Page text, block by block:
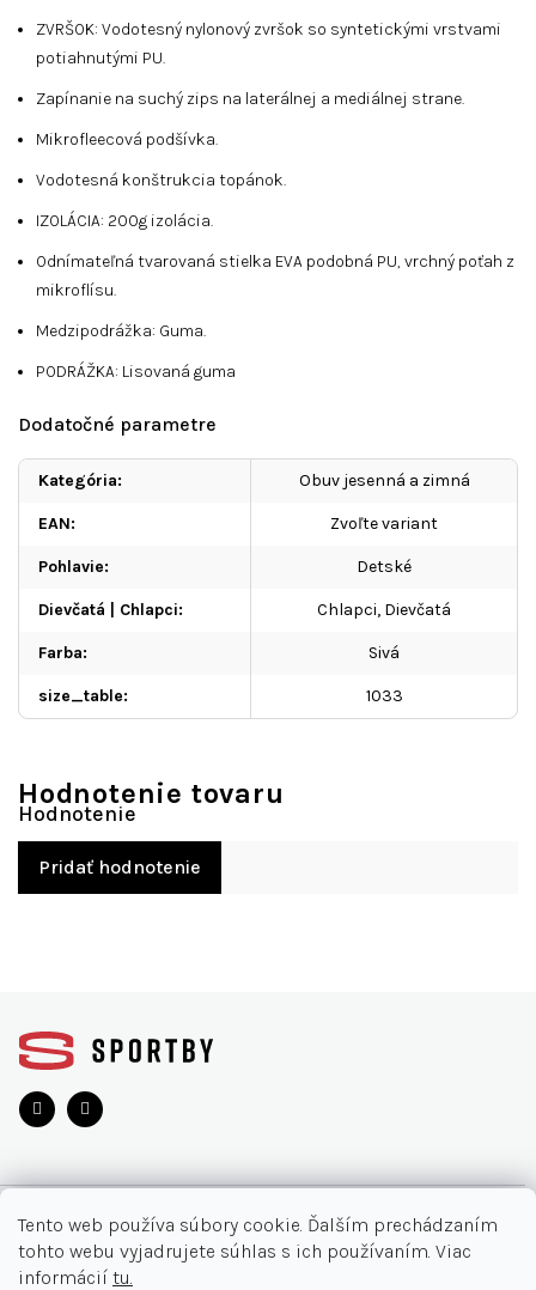
Tento web používa súbory cookie. Ďalším prechádzaním
tohto webu vyjadrujete súhlas s ich používaním. Viac
informácií tu.
ZVRŠOK: Vodotesný nylonový zvršok so syntetickými vrstvami
potiahnutými PU.
Zapínanie na suchý zips na laterálnej a mediálnej strane.
Mikrofleecová podšívka.
Vodotesná konštrukcia topánok.
IZOLÁCIA: 200g izolácia.
Odnímateľná tvarovaná stielka EVA podobná PU, vrchný poťah z
mikroflísu.
Medzipodrážka: Guma.
PODRÁŽKA: Lisovaná guma
Dodatočné parametre
Kategória: Obuv jesenná a zimná
EAN: Zvoľte variant
Pohlavie: Detské
Dievčatá | Chlapci: Chlapci, Dievčatá
Farba: Sivá
size_table: 1033
Hodnotenie tovaru
Pridať hodnotenie
e
O NÁKUPE
Moja objednávka
INFORMÁCIE